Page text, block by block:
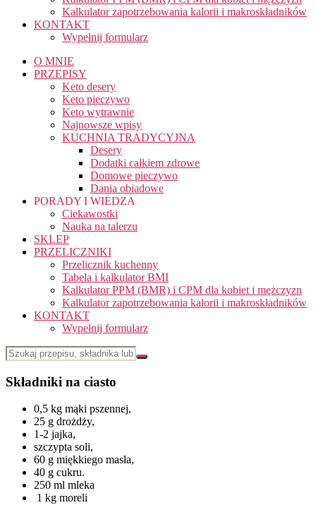
Kalkulator zapotrzebowania kalorii i makroskładników
KONTAKT
Wypełnij formularz
O MNIE
PRZEPISY
Keto desery
Keto pieczywo
Keto wytrawnie
Najnowsze wpisy
KUCHNIA TRADYCYJNA
Desery
Dodatki całkiem zdrowe
Domowe pieczywo
Dania obiadowe
PORADY I WIEDZA
Ciekawostki
Nauka na talerzu
SKLEP
PRZELICZNIKI
Przelicznik kuchenny
Tabela i kalkulator BMI
Kalkulator PPM (BMR) i CPM dla kobiet i mężczyzn
Kalkulator zapotrzebowania kalorii i makroskładników
KONTAKT
Wypełnij formularz
Składniki na ciasto
0,5 kg mąki pszennej,
25 g drożdży,
1-2 jajka,
szczypta soli,
60 g miękkiego masła,
40 g cukru.
250 ml mleka
1 kg moreli